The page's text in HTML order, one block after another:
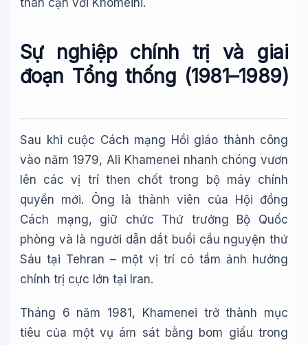
thân cận với Khomeini.
Sự nghiệp chính trị và giai
đoạn Tổng thống (1981–1989)
Sau khi cuộc Cách mạng Hồi giáo thành công
vào năm 1979, Ali Khamenei nhanh chóng vươn
lên các vị trí then chốt trong bộ máy chính
quyền mới. Ông là thành viên của Hội đồng
Cách mạng, giữ chức Thứ trưởng Bộ Quốc
phòng và là người dẫn dắt buổi cầu nguyện thứ
Sáu tại Tehran – một vị trí có tầm ảnh hưởng
chính trị cực lớn tại Iran.
Tháng 6 năm 1981, Khamenei trở thành mục
tiêu của một vụ ám sát bằng bom giấu trong